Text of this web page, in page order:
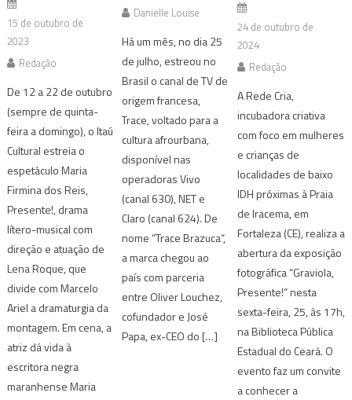
15 de outubro de
2023
Redação
De 12 a 22 de outubro
(sempre de quinta-
feira a domingo), o Itaú
Cultural estreia o
espetáculo Maria
Firmina dos Reis,
Presente!, drama
lítero-musical com
direção e atuação de
Lena Roque, que
divide com Marcelo
Ariel a dramaturgia da
montagem. Em cena, a
atriz dá vida à
escritora negra
maranhense Maria
Danielle Louise
Há um mês, no dia 25
de julho, estreou no
Brasil o canal de TV de
origem francesa,
Trace, voltado para a
cultura afrourbana,
disponível nas
operadoras Vivo
(canal 630), NET e
Claro (canal 624). De
nome “Trace Brazuca“,
a marca chegou ao
país com parceria
entre Oliver Louchez,
cofundador e José
Papa, ex-CEO do […]
24 de outubro de
2024
Redação
A Rede Cria,
incubadora criativa
com foco em mulheres
e crianças de
localidades de baixo
IDH próximas à Praia
de Iracema, em
Fortaleza (CE), realiza a
abertura da exposição
fotográfica “Graviola,
Presente!” nesta
sexta-feira, 25, às 17h,
na Biblioteca Pública
Estadual do Ceará. O
evento faz um convite
a conhecer a